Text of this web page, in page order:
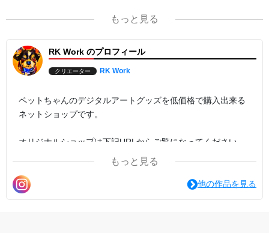
◎この機会に世界に一つだけのオリジナルトートバッグを手にされ
◻️画像タイプ:カラー写真(縦)
◻️印刷方法:フルカラー転写(DTF)
◻️本体カラー:ナイトブラック
◻️容量:11L
◻️持ち手長さ:幅35㎜×長580㎜
◻️素材:コットン7.1oz
もっと見る
RK Work のプロフィール
クリエーター RK Work
ペットちゃんのデジタルアートグッズを低価格で購入出来る
ネットショップです。
オリジナルショップは下記URLからご覧になってください。
https://rk-work.designstore.jp
インスタグラムもほぼ毎日投稿しておりますので、是非そち
らもご覧下さい。
もっと見る
他の作品を見る